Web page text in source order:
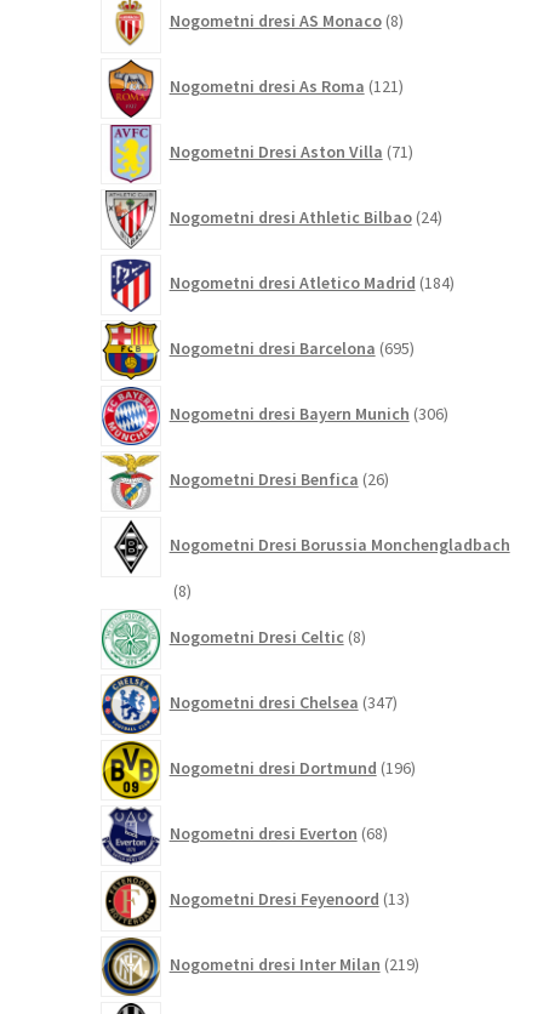
Nogometni dresi AS Monaco 8izdelkov
Nogometni dresi As Roma 121izdelkov
Nogometni Dresi Aston Villa 71izdelkov
Nogometni dresi Athletic Bilbao 24izdelkov
Nogometni dresi Atletico Madrid 184izdelkov
Nogometni dresi Barcelona 695izdelkov
Nogometni dresi Bayern Munich 306izdelkov
Nogometni Dresi Benfica 26izdelkov
Nogometni Dresi Borussia Monchengladbach
88
Nogometni Dresi Celtic 8izdelkov
Nogometni dresi Chelsea 347izdelkov
Nogometni dresi Dortmund 196izdelkov
Nogometni dresi Everton 68izdelkov
Nogometni Dresi Feyenoord 13izdelkov
Nogometni dresi Inter Milan 219izdelkov